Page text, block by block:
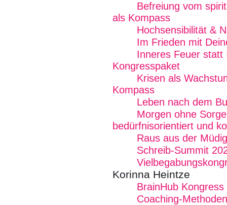
Befreiung vom
als Kompass
Hochsensibilität &
Im Frieden mit
Inneres Feuer statt
Kongresspaket
Krisen als
Kompass
Leben nach dem
Morgen ohne
bedürfnisorientiert und
Raus aus der
Schreib-Summit
Korinna Heintze
BrainHub
Coaching-